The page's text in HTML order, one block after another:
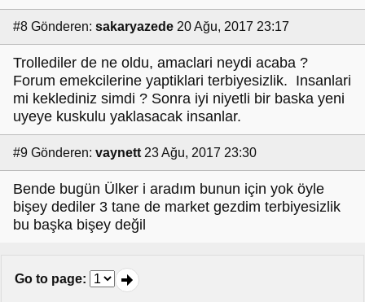
#8 Gönderen: sakaryazede 20 Ağu, 2017 23:17
Trollediler de ne oldu, amaclari neydi acaba ?
Forum emekcilerine yaptiklari terbiyesizlik. Insanlari
mi keklediniz simdi ? Sonra iyi niyetli bir baska yeni
uyeye kuskulu yaklasacak insanlar.
#9 Gönderen: vaynett 23 Ağu, 2017 23:30
Bende bugün Ülker i aradım bunun için yok öyle
bişey dediler 3 tane de market gezdim terbiyesizlik
bu başka bişey değil
Go to page: